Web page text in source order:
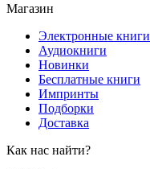
Магазин
Электронные книги
Аудиокниги
Новинки
Бесплатные книги
Импринты
Подборки
Доставка
Как нас найти?